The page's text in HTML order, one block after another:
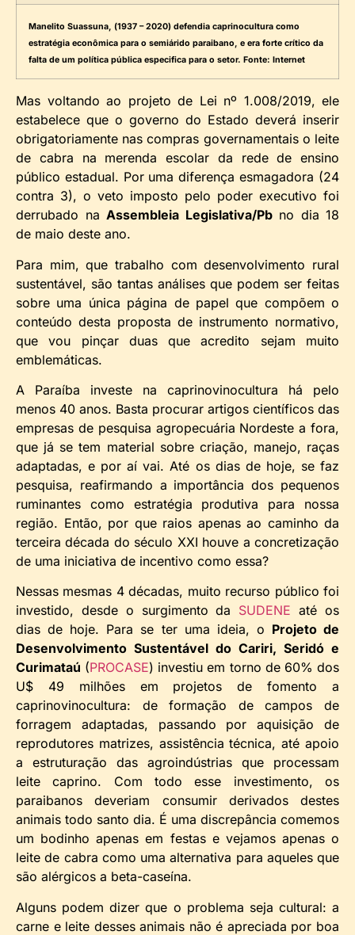
Manelito Suassuna, (1937 – 2020) defendia caprinocultura como
estratégia econômica para o semiárido paraibano, e era forte crítico da
falta de um política pública especifica para o setor. Fonte: Internet
Mas voltando ao projeto de Lei nº 1.008/2019, ele
estabelece que o governo do Estado deverá inserir
obrigatoriamente nas compras governamentais o leite
de cabra na merenda escolar da rede de ensino
público estadual. Por uma diferença esmagadora (24
contra 3), o veto imposto pelo poder executivo foi
derrubado na Assembleia Legislativa/Pbno dia 18
de maio deste ano.
Para mim, que trabalho com desenvolvimento rural
sustentável, são tantas análises que podem ser feitas
sobre uma única página de papel que compõem o
conteúdo desta proposta de instrumento normativo,
que vou pinçar duas que acredito sejam muito
emblemáticas.
A Paraíba investe na caprinovinocultura há pelo
menos 40 anos. Basta procurar artigos científicos das
empresas de pesquisa agropecuária Nordeste a fora,
que já se tem material sobre criação, manejo, raças
adaptadas, e por aí vai. Até os dias de hoje, se faz
pesquisa, reafirmando a importância dos pequenos
ruminantes como estratégia produtiva para nossa
região. Então, por que raios apenas ao caminho da
terceira década do século XXI houve a concretização
de uma iniciativa de incentivo como essa?
Nessas mesmas 4 décadas, muito recurso público foi
investido, desde o surgimento da SUDENEaté os
dias de hoje. Para se ter uma ideia, o Projeto de
Desenvolvimento Sustentável do Cariri, Seridó e
Curimataú (PROCASE) investiu em torno de 60% dos
U$ 49 milhões em projetos de fomento a
caprinovinocultura: de formação de campos de
forragem adaptadas, passando por aquisição de
reprodutores matrizes, assistência técnica, até apoio
a estruturação das agroindústrias que processam
leite caprino. Com todo esse investimento, os
paraibanos deveriam consumir derivados destes
animais todo santo dia. É uma discrepância comemos
um bodinho apenas em festas e vejamos apenas o
leite de cabra como uma alternativa para aqueles que
são alérgicos a beta-caseína.
Alguns podem dizer que o problema seja cultural: a
carne e leite desses animais não é apreciada por boa